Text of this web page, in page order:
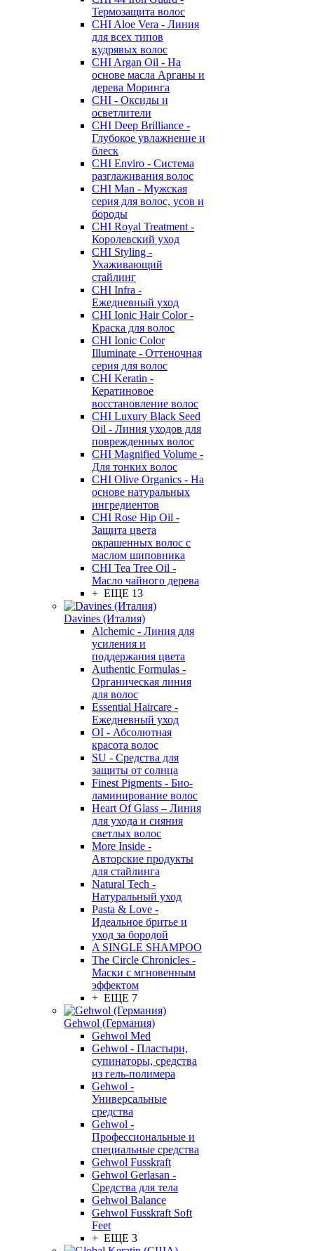
Термозащита волос
CHI Aloe Vera - Линия
для всех типов
кудрявых волос
CHI Argan Oil - На
основе масла Арганы и
дерева Моринга
CHI - Оксиды и
осветлители
CHI Deep Brilliance -
Глубокое увлажнение и
блеск
CHI Enviro - Система
разглаживания волос
CHI Man - Мужская
серия для волос, усов и
бороды
CHI Royal Treatment -
Королевский уход
CHI Styling -
Ухаживающий
стайлинг
CHI Infra -
Ежедневный уход
CHI Ionic Hair Color -
Краска для волос
CHI Ionic Color
Illuminate - Оттеночная
серия для волос
CHI Keratin -
Кератиновое
восстановление волос
CHI Luxury Black Seed
Oil - Линия уходов для
поврежденных волос
CHI Magnified Volume -
Для тонких волос
CHI Olive Organics - На
основе натуральных
ингредиентов
CHI Rose Hip Oil -
Защита цвета
окрашенных волос с
маслом шиповника
CHI Tea Tree Oil -
Масло чайного дерева
+ ЕЩЕ 13
Davines (Италия)
Alchemic - Линия для
усиления и
поддержания цвета
Authentic Formulas -
Органическая линия
для волос
Essential Haircare -
Eжедневный уход
OI - Абсолютная
красота волос
SU - Средства для
защиты от солнца
Finest Pigments - Био-
ламинирование волос
Heart Of Glass – Линия
для ухода и сияния
светлых волос
More Inside -
Авторские продукты
для стайлинга
Natural Tech -
Натуральный уход
Pasta & Love -
Идеальное бритье и
уход за бородой
A SINGLE SHAMPOO
The Circle Chronicles -
Маски с мгновенным
эффектом
+ ЕЩЕ 7
Gehwol (Германия)
Gehwol Med
Gehwol - Пластыри,
супинаторы, средства
из гель-полимера
Gehwol -
Универсальные
средства
Gehwol -
Профессиональные и
специальные средства
Gehwol Fusskraft
Gehwol Gerlasan -
Средства для тела
Gehwol Balance
Gehwol Fusskraft Soft
Feet
+ ЕЩЕ 3